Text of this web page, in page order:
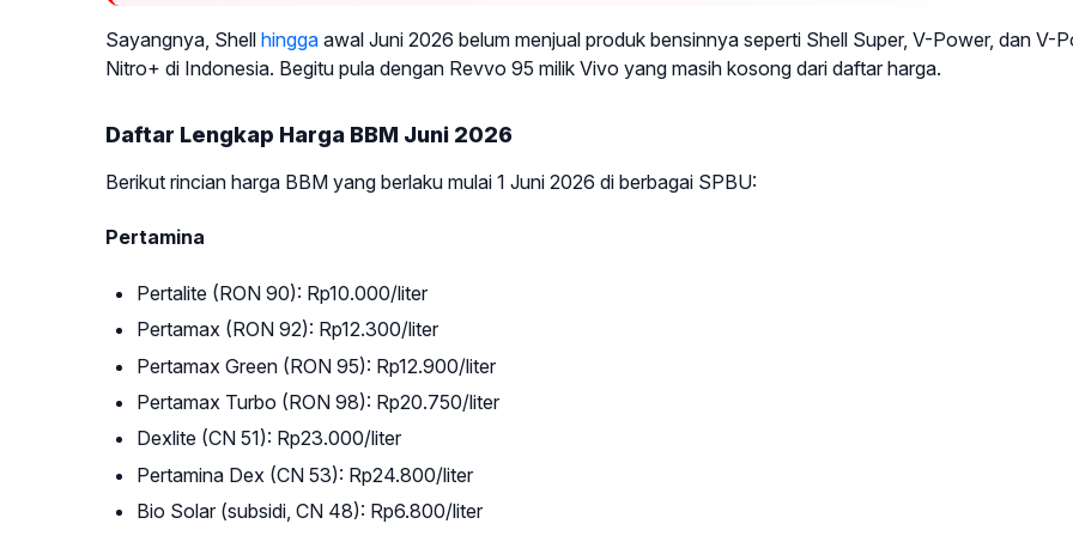
Sayangnya, Shell hingga awal Juni 2026 belum menjual produk bensinnya seperti Shell Super, V-Power, dan V-
Nitro+ di Indonesia. Begitu pula dengan Revvo 95 milik Vivo yang masih kosong dari daftar harga.
Daftar Lengkap Harga BBM Juni 2026
Berikut rincian harga BBM yang berlaku mulai 1 Juni 2026 di berbagai SPBU:
Pertamina
Pertalite (RON 90): Rp10.000/liter
Pertamax (RON 92): Rp12.300/liter
Pertamax Green (RON 95): Rp12.900/liter
Pertamax Turbo (RON 98): Rp20.750/liter
Dexlite (CN 51): Rp23.000/liter
Pertamina Dex (CN 53): Rp24.800/liter
Bio Solar (subsidi, CN 48): Rp6.800/liter